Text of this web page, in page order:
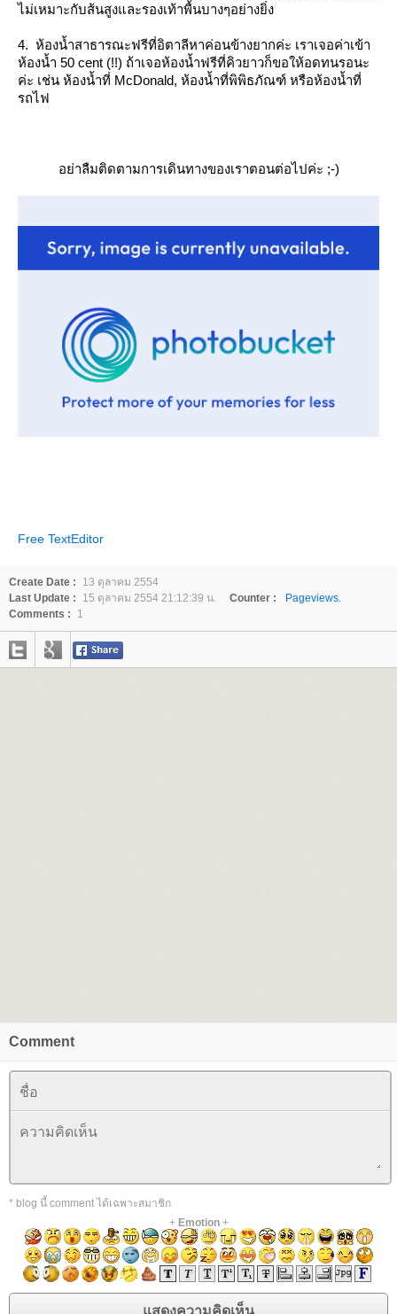
ไม่เหมาะกับส้นสูงและรองเท้าพื้นบางๆอย่างยิ่ง
4. ห้องน้ำสาธารณะฟรีที่อิตาลีหาค่อนข้างยากค่ะ เราเจอค่าเข้า
ห้องน้ำ 50 cent (!!) ถ้าเจอห้องน้ำฟรีที่คิวยาวก็ขอให้อดทนรอนะ
ค่ะ เช่น ห้องน้ำที่ McDonald, ห้องน้ำที่พิพิธภัณฑ์ หรือห้องน้ำที่
รถไฟ
อย่าลืมติดตามการเดินทางของเราตอนต่อไปค่ะ ;-)
Free TextEditor
Create Date :
13 ตุลาคม 2554
Last Update :
15 ตุลาคม 2554 21:12:39 น. Counter :
Pageviews.
Comments :
1
Comment
* blog นี้ comment ได้เฉพาะสมาชิก
+ Emotion+